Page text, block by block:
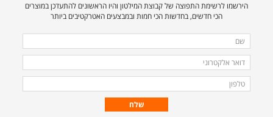
הירשמו לרשימת התפוצה של קבוצת המילטון והיו הראשונים להתעדכן במוצרים
הכי חדשים, בחדשות הכי חמות ובמבצעים האטרקטיבים ביותר
מלאו
את
הפרטים
הבאים
שם
דואר
אלקטרוני
טלפון